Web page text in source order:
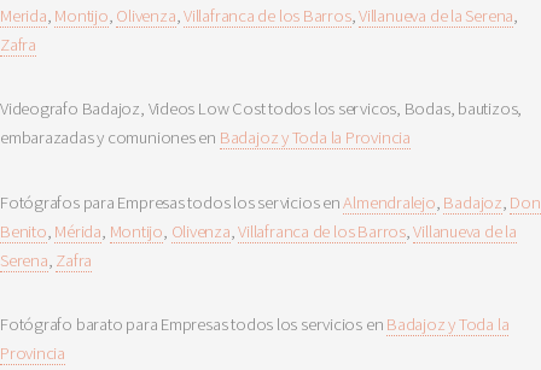
Merida, Montijo, Olivenza,Villafranca de los Barros,Villanueva de la Serena,
Zafra
Videografo Badajoz, Videos Low Cost todos los servicos, Bodas, bautizos,
embarazadas y comuniones en Badajoz y Toda la Provincia
Fotógrafos para Empresas todos los servicios enAlmendralejo, Badajoz, Don
Benito, Mérida, Montijo, Olivenza,Villafranca de los Barros,Villanueva de la
Serena, Zafra
Fotógrafo barato para Empresas todos los servicios en Badajoz y Toda la
Provincia